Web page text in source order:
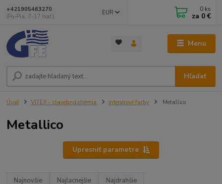
Menu
EUR
Hľadať
+421905463270
(Po-Pia, 7-17 hod.)
0 ks
za 0 €
Úvod VITEX - stavebná chémia interiérové farby Metallico
Metallico
Upresniť parametre
Najnovšie Najlacnejšie Najdrahšie